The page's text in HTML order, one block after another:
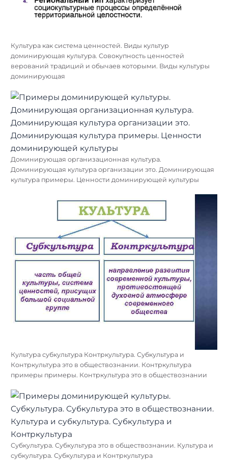
Культура как система ценностей. Виды культур
доминирующая культура. Совокупность ценностей
верований традиций и обычаев которыми. Виды культуры
доминирующая
Доминирующая организационная культура.
Доминирующая культура организации это. Доминирующая
культура примеры. Ценности доминирующей культуры
Культура субкультура Контркультура. Субкультура и
Контркультура это в обществознании. Контркультура
примеры примеры. Контркультура это в обществознании
Субкультура. Субкультура это в обществознании. Культура и
субкультура. Субкультура и Контркультура